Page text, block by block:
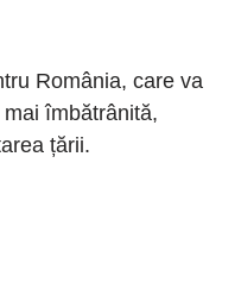
România, care va
îmbătrânită,
țării.